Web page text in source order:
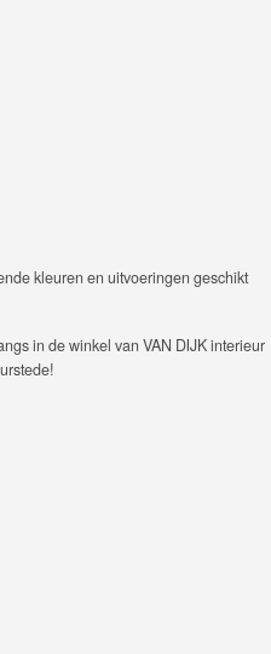
kleuren en uitvoeringen geschikt
in de winkel van VAN DIJK interieur